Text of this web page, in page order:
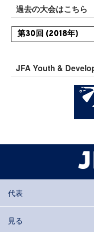
過去の大会はこちら
JFA Youth &
代表
見る